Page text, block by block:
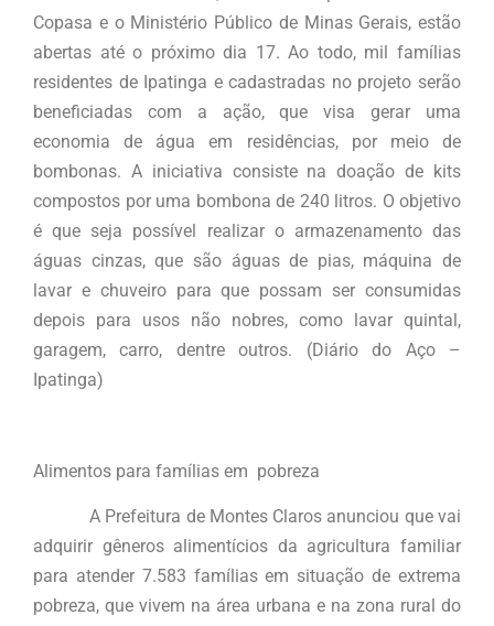
Copasa e o Ministério Público de Minas Gerais, estão
abertas até o próximo dia 17. Ao todo, mil famílias
residentes de Ipatinga e cadastradas no projeto serão
beneficiadas com a ação, que visa gerar uma
economia de água em residências, por meio de
bombonas. A iniciativa consiste na doação de kits
compostos por uma bombona de 240 litros. O objetivo
é que seja possível realizar o armazenamento das
águas cinzas, que são águas de pias, máquina de
lavar e chuveiro para que possam ser consumidas
depois para usos não nobres, como lavar quintal,
garagem, carro, dentre outros. (Diário do Aço –
Ipatinga)
Alimentos para famílias em pobreza
A Prefeitura de Montes Claros anunciou que vai
adquirir gêneros alimentícios da agricultura familiar
para atender 7.583 famílias em situação de extrema
pobreza, que vivem na área urbana e na zona rural do